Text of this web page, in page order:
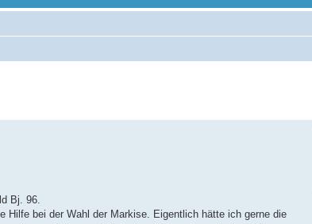
Bj. 96.
Hilfe bei der Wahl der Markise. Eigentlich hätte ich gerne die